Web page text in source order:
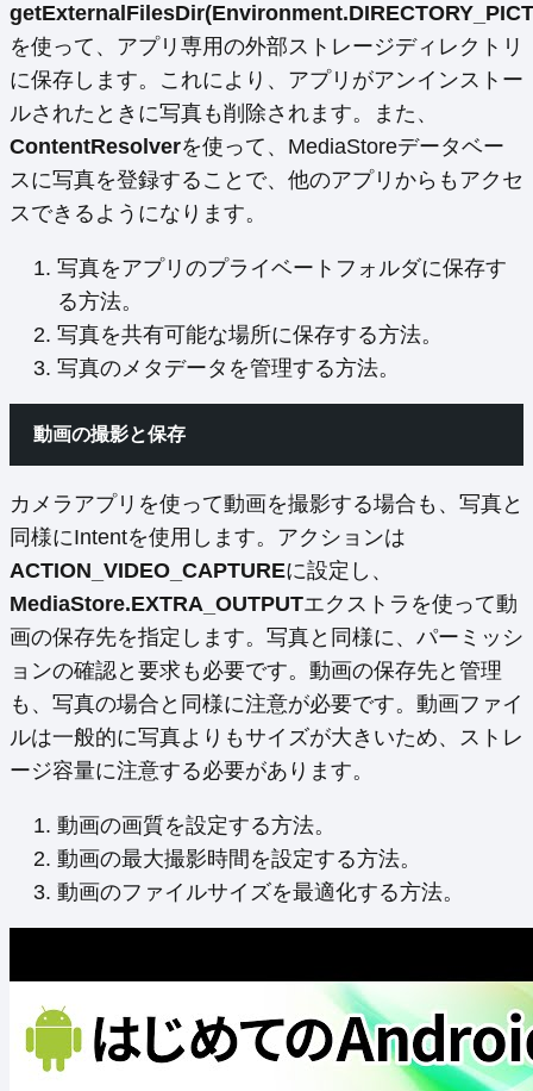
を使って、アプリ専用の外部ストレージディレクトリ
に保存します。これにより、アプリがアンインストー
ルされたときに写真も削除されます。また、
ContentResolverを使って、MediaStoreデータベー
スに写真を登録することで、他のアプリからもアクセ
スできるようになります。
写真をアプリのプライベートフォルダに保存す
る方法。
写真を共有可能な場所に保存する方法。
写真のメタデータを管理する方法。
動画の撮影と保存
カメラアプリを使って動画を撮影する場合も、写真と
同様にIntentを使用します。アクションは
ACTION_VIDEO_CAPTUREに設定し、
MediaStore.EXTRA_OUTPUTエクストラを使って動
画の保存先を指定します。写真と同様に、パーミッシ
ョンの確認と要求も必要です。動画の保存先と管理
も、写真の場合と同様に注意が必要です。動画ファイ
ルは一般的に写真よりもサイズが大きいため、ストレ
ージ容量に注意する必要があります。
動画の画質を設定する方法。
動画の最大撮影時間を設定する方法。
動画のファイルサイズを最適化する方法。